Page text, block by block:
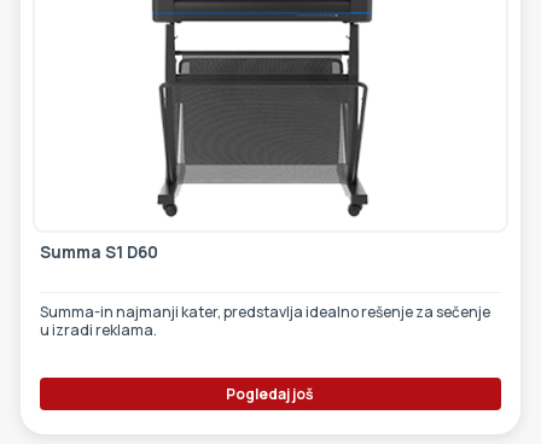
Summa S1 D60
Summa-in najmanji kater, predstavlja idealno rešenje za sečenje
u izradi reklama.
Pogledaj još